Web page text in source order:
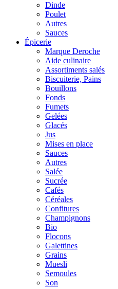
Dinde
Poulet
Autres
Sauces
Épicerie
Marque Deroche
Aide culinaire
Assortiments salés
Biscuiterie, Pains
Bouillons
Fonds
Fumets
Gelées
Glacés
Jus
Mises en place
Sauces
Autres
Salée
Sucrée
Cafés
Céréales
Confitures
Champignons
Bio
Flocons
Galettines
Grains
Muesli
Semoules
Son